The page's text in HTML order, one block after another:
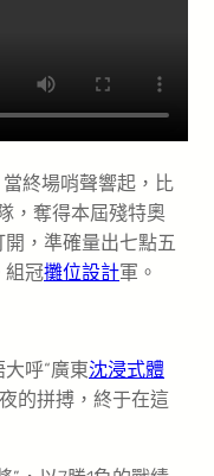
終場哨聲響起，比
，奪得本屆殘特奧
，準確量出七點五
組冠攤位設計軍。
呼“廣東沈浸式體
的拼搏，終于在這